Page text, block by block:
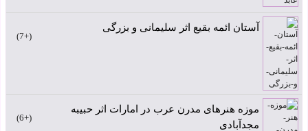
آستان ائمه بقیع اثر سلیمانی و بزرگی
+7
موزه هنرهای مدرن عرب در امارات اثر حبیبه
مجدآبادی
+6